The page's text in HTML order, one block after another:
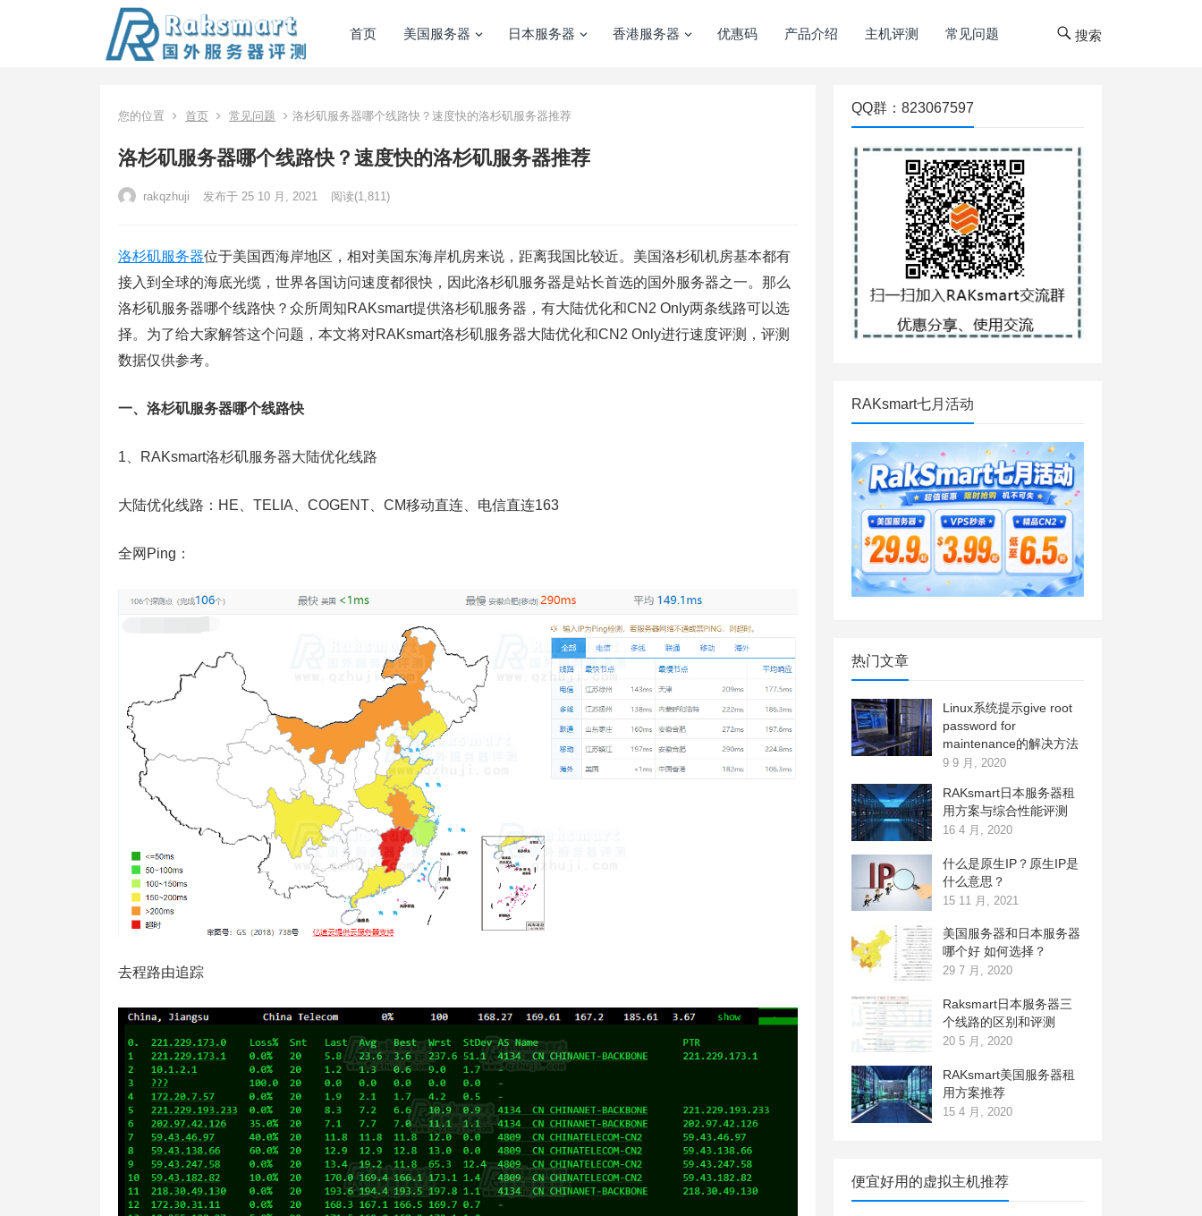
首页 美国服务器 日本服务器 香港服务器 优惠码 产品介绍 主机评测 常见问题 搜索
您的位置 首页 常见问题 洛杉矶服务器哪个线路快？速度快的洛杉矶服务器推荐
洛杉矶服务器哪个线路快？速度快的洛杉矶服务器推荐
rakqzhuji 发布于 25 10 月, 2021 阅读(1,811)
洛杉矶服务器位于美国西海岸地区，相对美国东海岸机房来说，距离我国比较近。美国洛杉矶机房基本都有
接入到全球的海底光缆，世界各国访问速度都很快，因此洛杉矶服务器是站长首选的国外服务器之一。那么
洛杉矶服务器哪个线路快？众所周知RAKsmart提供洛杉矶服务器，有大陆优化和CN2 Only两条线路可以选
择。为了给大家解答这个问题，本文将对RAKsmart洛杉矶服务器大陆优化和CN2 Only进行速度评测，评测
数据仅供参考。
一、洛杉矶服务器哪个线路快
1、RAKsmart洛杉矶服务器大陆优化线路
大陆优化线路：HE、TELIA、COGENT、CM移动直连、电信直连163
全网Ping：
去程路由追踪
QQ群：823067597
RAKsmart七月活动
热门文章
Linux系统提示give root
password for
maintenance的解决方法
9 9 月, 2020
RAKsmart日本服务器租
用方案与综合性能评测
16 4 月, 2020
什么是原生IP？原生IP是
什么意思？
15 11 月, 2021
美国服务器和日本服务器
哪个好 如何选择？
29 7 月, 2020
Raksmart日本服务器三
个线路的区别和评测
20 5 月, 2020
RAKsmart美国服务器租
用方案推荐
15 4 月, 2020
便宜好用的虚拟主机推荐